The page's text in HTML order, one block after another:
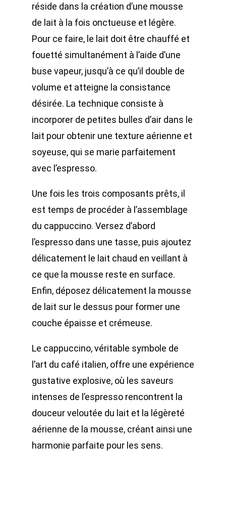
réside dans la création d’une mousse
de lait à la fois onctueuse et légère.
Pour ce faire, le lait doit être chauffé et
fouetté simultanément à l’aide d’une
buse vapeur, jusqu’à ce qu’il double de
volume et atteigne la consistance
désirée. La technique consiste à
incorporer de petites bulles d’air dans le
lait pour obtenir une texture aérienne et
soyeuse, qui se marie parfaitement
avec l’espresso.
Une fois les trois composants prêts, il
est temps de procéder à l’assemblage
du cappuccino. Versez d’abord
l’espresso dans une tasse, puis ajoutez
délicatement le lait chaud en veillant à
ce que la mousse reste en surface.
Enfin, déposez délicatement la mousse
de lait sur le dessus pour former une
couche épaisse et crémeuse.
Le cappuccino, véritable symbole de
l’art du café italien, offre une expérience
gustative explosive, où les saveurs
intenses de l’espresso rencontrent la
douceur veloutée du lait et la légèreté
aérienne de la mousse, créant ainsi une
harmonie parfaite pour les sens.